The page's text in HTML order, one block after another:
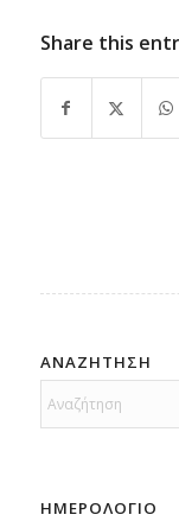
Share this
ΑΝΑΖΗΤΗΣΗ
ΗΜΕΡΟΛΟΓΙΟ